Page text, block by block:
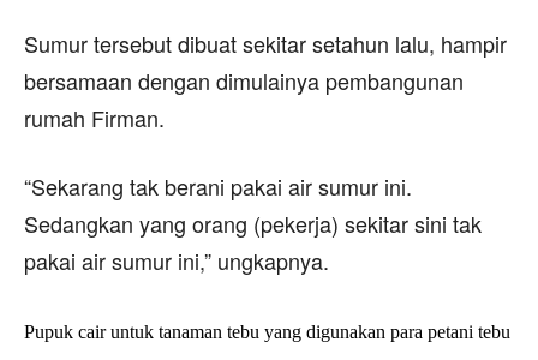
Sumur tersebut dibuat sekitar setahun lalu, hampir
bersamaan dengan dimulainya pembangunan
rumah Firman.
“Sekarang tak berani pakai air sumur ini.
Sedangkan yang orang (pekerja) sekitar sini tak
pakai air sumur ini,” ungkapnya.
Pupuk cair untuk tanaman tebu yang digunakan para petani tebu